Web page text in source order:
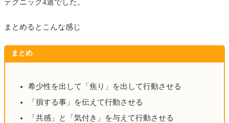
テクニック4選でした。
まとめるとこんな感じ
まとめ
希少性を出して「焦り」を出して行動させる
「損する事」を伝えて行動させる
「共感」と「気付き」を与えて行動させる